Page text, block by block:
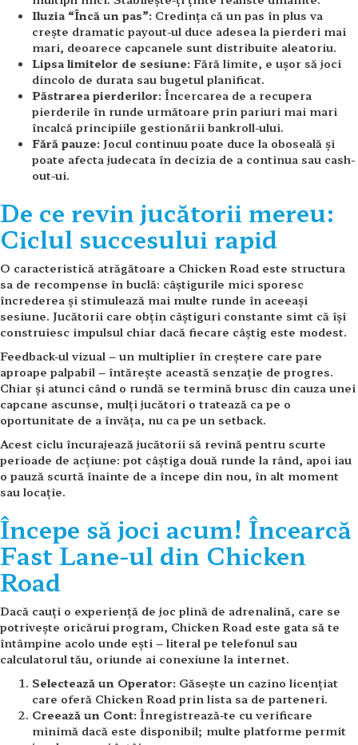
Iluzia “Încă un pas”: Credința că un pas în plus va
crește dramatic payout-ul duce adesea la pierderi mai
mari, deoarece capcanele sunt distribuite aleatoriu.
Lipsa limitelor de sesiune: Fără limite, e ușor să joci
dincolo de durata sau bugetul planificat.
Păstrarea pierderilor: Încercarea de a recupera
pierderile în runde următoare prin pariuri mai mari
încalcă principiile gestionării bankroll-ului.
Fără pauze: Jocul continuu poate duce la oboseală și
poate afecta judecata în decizia de a continua sau cash-
out-ui.
De ce revin jucătorii mereu:
Ciclul succesului rapid
O caracteristică atrăgătoare a Chicken Road este structura
sa de recompense în buclă: câștigurile mici sporesc
încrederea și stimulează mai multe runde în aceeași
sesiune. Jucătorii care obțin câștiguri constante simt că își
construiesc impulsul chiar dacă fiecare câștig este modest.
Feedback-ul vizual – un multiplier în creștere care pare
aproape palpabil – întărește această senzație de progres.
Chiar și atunci când o rundă se termină brusc din cauza unei
capcane ascunse, mulți jucători o tratează ca pe o
oportunitate de a învăța, nu ca pe un setback.
Acest ciclu încurajează jucătorii să revină pentru scurte
perioade de acțiune: pot câștiga două runde la rând, apoi iau
o pauză scurtă înainte de a începe din nou, în alt moment
sau locație.
Începe să joci acum! Încearcă
Fast Lane-ul din Chicken
Road
Dacă cauți o experiență de joc plină de adrenalină, care se
potrivește oricărui program, Chicken Road este gata să te
întâmpine acolo unde ești – literal pe telefonul sau
calculatorul tău, oriunde ai conexiune la internet.
Selectează un Operator: Găsește un cazino licențiat
care oferă Chicken Road prin lista sa de parteneri.
Creează un Cont: Înregistrează-te cu verificare
minimă dacă este disponibil; multe platforme permit